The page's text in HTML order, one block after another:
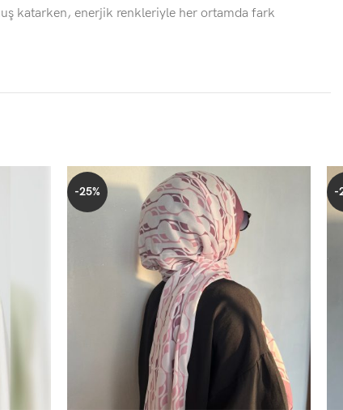
katarken, enerjik renkleriyle her ortamda fark
-25% -